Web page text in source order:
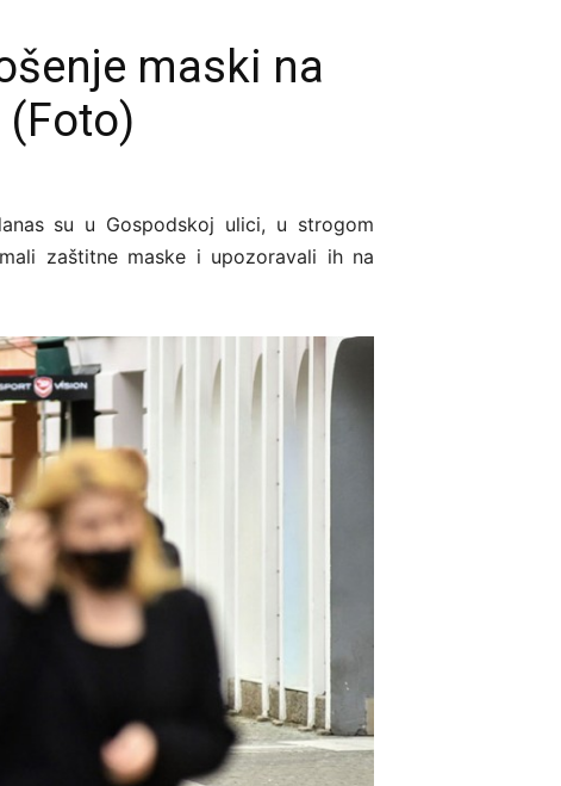
maski na
su u Gospodskoj ulici, u strogom
zaštitne maske i upozoravali ih na